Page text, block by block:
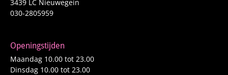
3439 LC Nieuwegein
030-2805959
Openingstijden
Maandag 10.00 tot 23.00
Dinsdag 10.00 tot 23.00